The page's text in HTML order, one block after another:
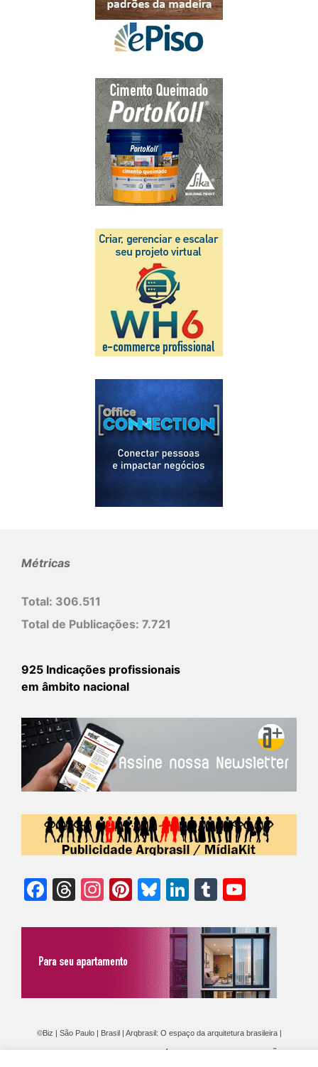
Métricas
Total: 306.511
Total de Publicações: 7.721
925 Indicações profissionais
em âmbito nacional
Facebook
Threads
Instagram
Pinterest
Bluesky
LinkedIn
Tumblr
©Biz | São Paulo | Brasil | Arqbrasil: O espaço da arquitetura brasileira |
Expediente|Contato|Newsletter/PolíticaDePrivacidade/CONDIÇÕES